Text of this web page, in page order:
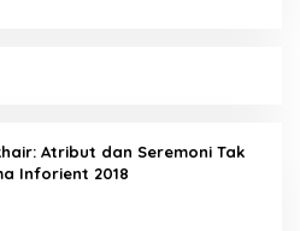
Atribut dan Seremoni Tak
Inforient 2018